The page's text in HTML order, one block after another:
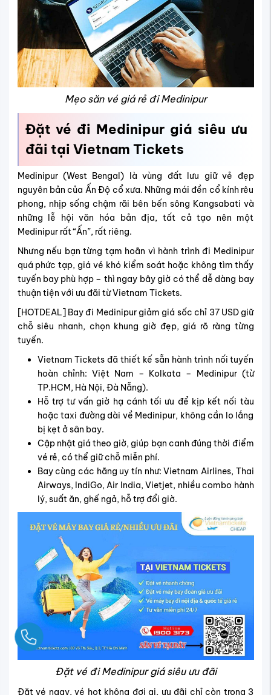
Mẹo săn vé giá rẻ đi Medinipur
Đặt vé đi Medinipur giá siêu ưu
đãi tại Vietnam Tickets
Medinipur (West Bengal) là vùng đất lưu giữ vẻ đẹp
nguyên bản của Ấn Độ cổ xưa. Những mái đền cổ kính rêu
phong, nhịp sống chậm rãi bên bến sông Kangsabati và
những lễ hội văn hóa bản địa, tất cả tạo nên một
Medinipur rất “Ấn”, rất riêng.
Nhưng nếu bạn từng tạm hoãn vì hành trình đi Medinipur
quá phức tạp, giá vé khó kiểm soát hoặc không tìm thấy
tuyến bay phù hợp – thì ngay bây giờ có thể dễ dàng bay
thuận tiện với ưu đãi từ Vietnam Tickets.
[HOTDEAL] Bay đi Medinipur giảm giá sốc chỉ 37 USD giữ
chỗ siêu nhanh, chọn khung giờ đẹp, giá rõ ràng từng
tuyến.
Vietnam Tickets đã thiết kế sẵn hành trình nối tuyến
hoàn chỉnh: Việt Nam – Kolkata – Medinipur (từ
TP.HCM, Hà Nội, Đà Nẵng).
Hỗ trợ tư vấn giờ hạ cánh tối ưu để kịp kết nối tàu
hoặc taxi đường dài về Medinipur, không cần lo lắng
bị kẹt ở sân bay.
Cập nhật giá theo giờ, giúp bạn canh đúng thời điểm
vé rẻ, có thể giữ chỗ miễn phí.
Bay cùng các hãng uy tín như: Vietnam Airlines, Thai
Airways, IndiGo, Air India, Vietjet, nhiều combo hành
lý, suất ăn, ghế ngả, hỗ trợ đổi giờ.
Đặt vé đi Medinipur giá siêu ưu đãi
Đặt vé ngay, vé hot không đợi ai, ưu đãi chỉ còn trong 3